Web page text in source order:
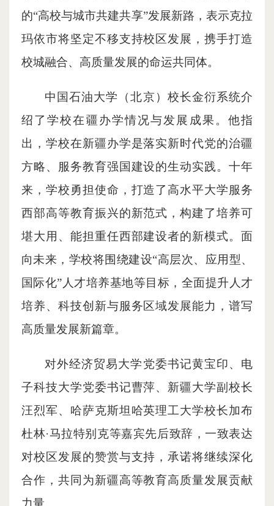
的“高校与城市共建共享”发展新路，表示克拉
玛依市将坚定不移支持校区发展，携手打造
校城融合、高质量发展的命运共同体。
中国石油大学（北京）校长金衍系统介
绍了学校在疆办学情况与发展成果。他指
出，学校在新疆办学是落实新时代党的治疆
方略、服务教育强国建设的生动实践。十年
来，学校勇担使命，打造了高水平大学服务
西部高等教育振兴的新范式，构建了培养可
堪大用、能担重任西部建设者的新模式。面
向未来，学校将围绕建设“高层次、应用型、
国际化”人才培养基地等目标，全面提升人才
培养、科技创新与服务区域发展能力，谱写
高质量发展新篇章。
对外经济贸易大学党委书记黄宝印、电
子科技大学党委书记曹萍、新疆大学副校长
汪烈军、哈萨克斯坦哈英理工大学校长加布
杜林·马拉特别克等嘉宾先后致辞，一致表达
对校区发展的赞赏与支持，承诺将继续深化
合作，共同为新疆高等教育高质量发展贡献